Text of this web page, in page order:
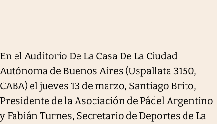
En el Auditorio De La Casa De La Ciudad
Autónoma de Buenos Aires (Uspallata 3150,
CABA) el jueves 13 de marzo, Santiago Brito,
Presidente de la Asociación de Pádel Argentino
y Fabián Turnes, Secretario de Deportes de La